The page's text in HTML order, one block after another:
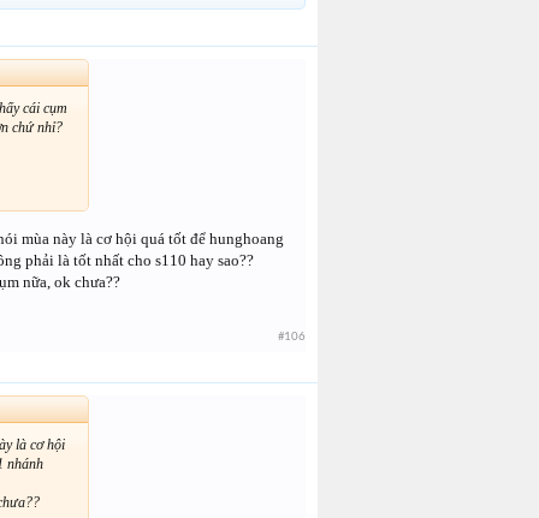
cái cụm
chứ nhỉ?
mùa này là cơ hội quá tốt để hunghoang
phải là tốt nhất cho s110 hay sao??
nữa, ok chưa??
#106
là cơ hội
nhánh